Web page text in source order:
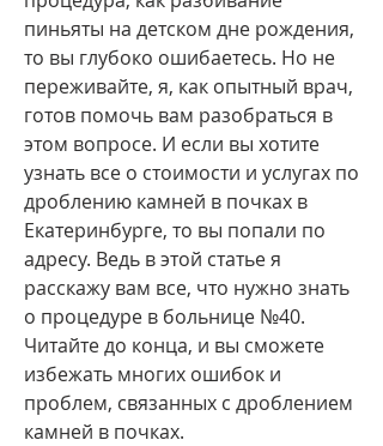
пиньяты на детском дне рождения,
то вы глубоко ошибаетесь. Но не
переживайте, я, как опытный врач,
готов помочь вам разобраться в
этом вопросе. И если вы хотите
узнать все о стоимости и услугах по
дроблению камней в почках в
Екатеринбурге, то вы попали по
адресу. Ведь в этой статье я
расскажу вам все, что нужно знать
о процедуре в больнице №40.
Читайте до конца, и вы сможете
избежать многих ошибок и
проблем, связанных с дроблением
камней в почках.